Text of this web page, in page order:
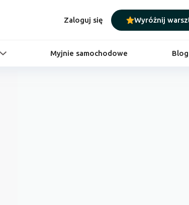
Zaloguj się Wyróżnij
Myjnie samochodowe Blog